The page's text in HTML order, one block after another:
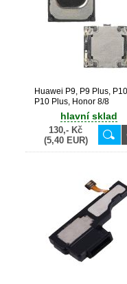
Huawei P9, P9 Plus,
P10 Plus, Honor 8/8
Pro/V9/9/P9 Lite originální
sluchátko (Bulk)
hlavní sklad
130,- Kč
(5,40 EUR)